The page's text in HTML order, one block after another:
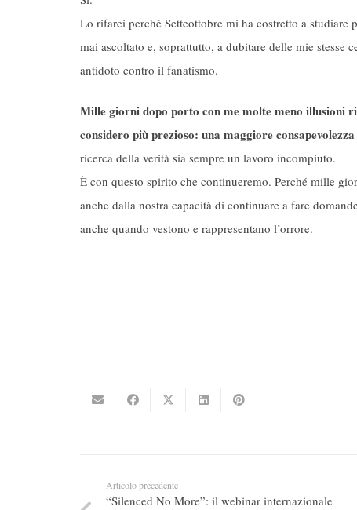
Lo rifarei perché Setteottobre mi ha costretto a
mai ascoltato e, soprattutto, a dubitare delle mie stesse
antidoto contro il fanatismo.
Mille giorni dopo porto con me molte meno illusioni
considero più prezioso: una maggiore
ricerca della verità sia sempre un lavoro incompiuto.
È con questo spirito che continueremo. Perché mille
anche dalla nostra capacità di continuare a fare
anche quando vestono e rappresentano l’orrore.
Articolo precedente
“Silenced No More”: il webinar internazionale